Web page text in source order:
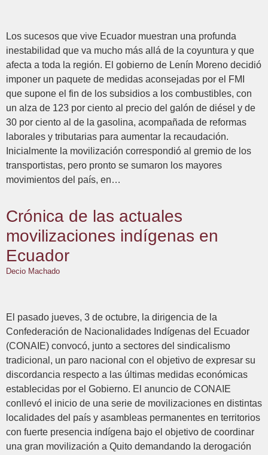
Los sucesos que vive Ecuador muestran una profunda
inestabilidad que va mucho más allá de la coyuntura y que
afecta a toda la región. El gobierno de Lenín Moreno decidió
imponer un paquete de medidas aconsejadas por el FMI
que supone el fin de los subsidios a los combustibles, con
un alza de 123 por ciento al precio del galón de diésel y de
30 por ciento al de la gasolina, acompañada de reformas
laborales y tributarias para aumentar la recaudación.
Inicialmente la movilización correspondió al gremio de los
transportistas, pero pronto se sumaron los mayores
movimientos del país, en…
Crónica de las actuales
movilizaciones indígenas en
Ecuador
Decio Machado
El pasado jueves, 3 de octubre, la dirigencia de la
Confederación de Nacionalidades Indígenas del Ecuador
(CONAIE) convocó, junto a sectores del sindicalismo
tradicional, un paro nacional con el objetivo de expresar su
discordancia respecto a las últimas medidas económicas
establecidas por el Gobierno. El anuncio de CONAIE
conllevó el inicio de una serie de movilizaciones en distintas
localidades del país y asambleas permanentes en territorios
con fuerte presencia indígena bajo el objetivo de coordinar
una gran movilización a Quito demandando la derogación